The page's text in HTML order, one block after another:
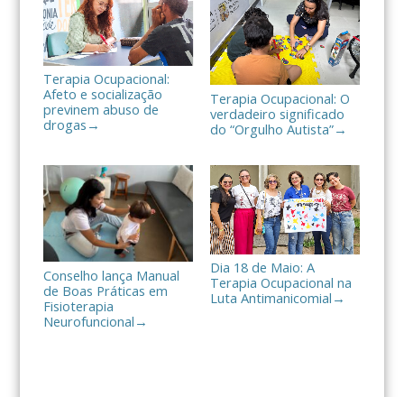
Terapia Ocupacional:
Afeto e socialização
previnem abuso de
drogas →
Terapia Ocupacional: O
verdadeiro significado
do “Orgulho Autista”→
Conselho lança Manual
de Boas Práticas em
Fisioterapia
Neurofuncional →
Dia 18 de Maio: A
Terapia Ocupacional na
Luta Antimanicomial →